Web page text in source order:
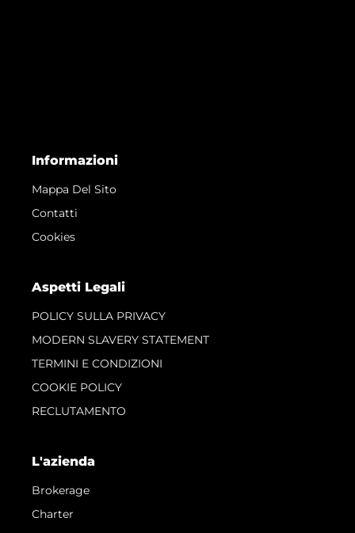
Informazioni
Mappa Del Sito
Contatti
Cookies
Aspetti Legali
POLICY SULLA PRIVACY
MODERN SLAVERY STATEMENT
TERMINI E CONDIZIONI
COOKIE POLICY
RECLUTAMENTO
L'azienda
Brokerage
Charter